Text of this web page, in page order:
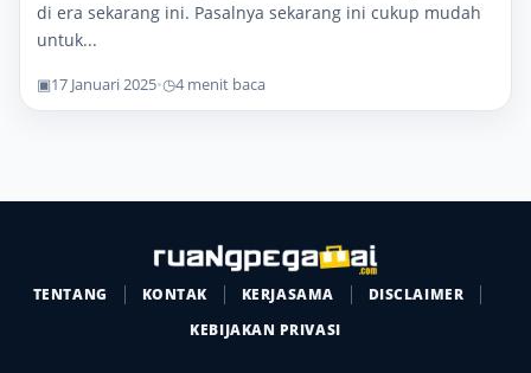
di era sekarang ini. Pasalnya sekarang ini cukup mudah
untuk...
▣17 Januari 2025•◷4 menit baca
TENTANG KONTAK KERJASAMA
DISCLAIMER
KEBIJAKAN PRIVASI